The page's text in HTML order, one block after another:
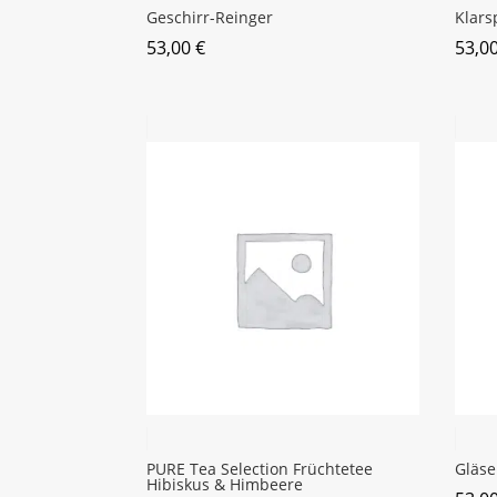
Geschirr-Reinger
53,00€
PURE Tea Selection Früchtetee
Hibiskus & Himbeere